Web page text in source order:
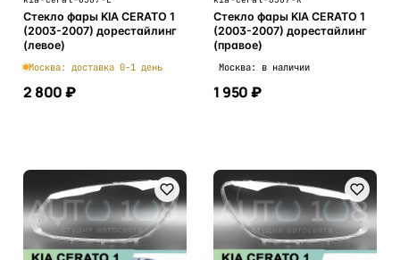
Стекло фары KIA CERATO 1
(2003-2007) дорестайлинг
(левое)
Москва: доставка 0-1 день
2 800 ₽
Стекло фары KIA CERATO 1
(2003-2007) дорестайлинг
(правое)
Москва: в наличии
1 950 ₽